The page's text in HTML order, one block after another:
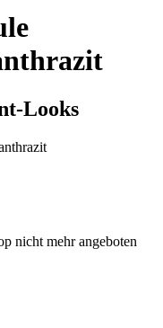
Looks
nicht mehr angeboten